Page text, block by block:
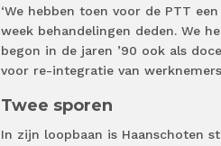
‘We hebben toen voor de PTT
week behandelingen deden. We
begon in de jaren ’90 ook als
voor re-integratie van
Twee sporen
In zijn loopbaan is Haanschoten